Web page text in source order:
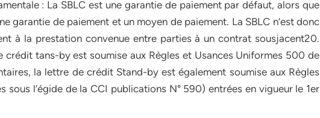
: La SBLC est une garantie de paiement par défaut, alors que
garantie de paiement et un moyen de paiement. La SBLC n’est donc
à la prestation convenue entre parties à un contrat sousjacent20.
tans-by est soumise aux Règles et Usances Uniformes 500 de
la lettre de crédit Stand-by est également soumise aux Règles
sous l’égide de la CCI publications N° 590) entrées en vigueur le 1er